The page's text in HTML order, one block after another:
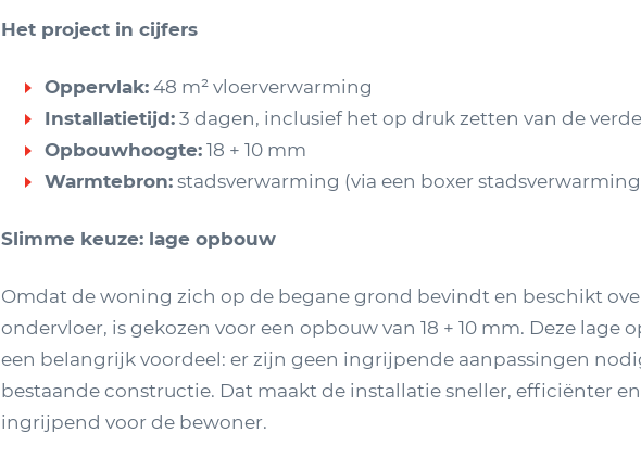
Het project in cijfers
Oppervlak:48 m² vloerverwarming
Installatietijd:3 dagen, inclusief het op druk zetten van de
Opbouwhoogte:18 + 10 mm
Warmtebron:stadsverwarming (via een boxer
Slimme keuze: lage opbouw
Omdat de woning zich op de begane grond bevindt en beschikt
ondervloer, is gekozen voor een opbouw van 18 + 10 mm. Deze lage
een belangrijk voordeel: er zijn geen ingrijpende aanpassingen
bestaande constructie. Dat maakt de installatie sneller, efficiënter
ingrijpend voor de bewoner.